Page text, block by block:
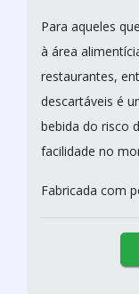
Para aqueles
à área
restaurantes,
descartáveis é
bebida do risco
facilidade no
Fabricada com